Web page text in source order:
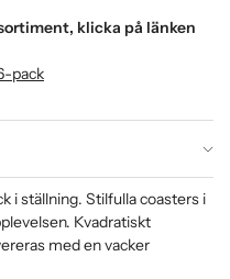
klicka på länken
pack
i ställning. Stilfulla coasters i
Kvadratiskt
med en vacker